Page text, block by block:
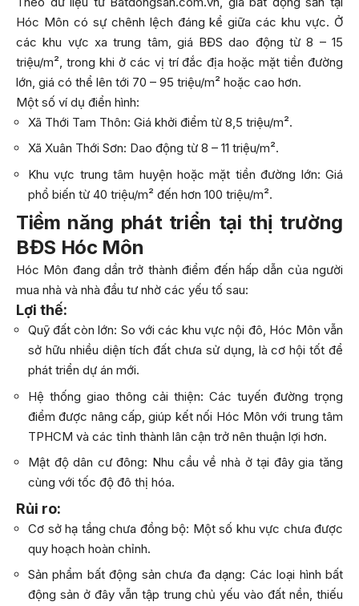
Hóc Môn có sự chênh lệch đáng kể giữa các khu vực. Ở
các khu vực xa trung tâm, giá BĐS dao động từ 8 – 15
triệu/m², trong khi ở các vị trí đắc địa hoặc mặt tiền đường
lớn, giá có thể lên tới 70 – 95 triệu/m² hoặc cao hơn.
Một số ví dụ điển hình:
Xã Thới Tam Thôn: Giá khởi điểm từ 8,5 triệu/m².
Xã Xuân Thới Sơn: Dao động từ 8 – 11 triệu/m².
Khu vực trung tâm huyện hoặc mặt tiền đường lớn: Giá
phổ biến từ 40 triệu/m² đến hơn 100 triệu/m².
Tiềm năng phát triển tại thị trường
BĐS Hóc Môn
Hóc Môn đang dần trở thành điểm đến hấp dẫn của người
mua nhà và nhà đầu tư nhờ các yếu tố sau:
Lợi thế:
Quỹ đất còn lớn: So với các khu vực nội đô, Hóc Môn vẫn
sở hữu nhiều diện tích đất chưa sử dụng, là cơ hội tốt để
phát triển dự án mới.
Hệ thống giao thông cải thiện: Các tuyến đường trọng
điểm được nâng cấp, giúp kết nối Hóc Môn với trung tâm
TPHCM và các tỉnh thành lân cận trở nên thuận lợi hơn.
Mật độ dân cư đông: Nhu cầu về nhà ở tại đây gia tăng
cùng với tốc độ đô thị hóa.
Rủi ro:
Cơ sở hạ tầng chưa đồng bộ: Một số khu vực chưa được
quy hoạch hoàn chỉnh.
Sản phẩm bất động sản chưa đa dạng: Các loại hình bất
động sản ở đây vẫn tập trung chủ yếu vào đất nền, thiếu